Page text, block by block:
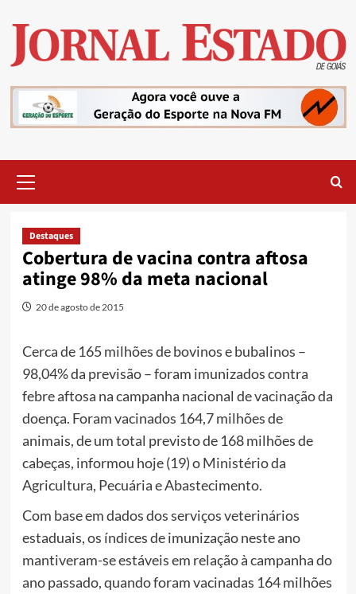
content
Menu
Destaques
Cobertura de vacina contra aftosa
atinge 98% da meta nacional
20 de agosto de 2015
Cerca de 165 milhões de bovinos e bubalinos –
98,04% da previsão – foram imunizados contra
febre aftosa na campanha nacional de vacinação da
doença. Foram vacinados 164,7 milhões de
animais, de um total previsto de 168 milhões de
cabeças, informou hoje (19) o Ministério da
Agricultura, Pecuária e Abastecimento.
Com base em dados dos serviços veterinários
estaduais, os índices de imunização neste ano
mantiveram-se estáveis em relação à campanha do
ano passado, quando foram vacinadas 164 milhões